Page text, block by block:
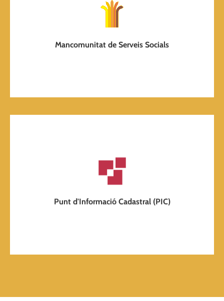
Mancomunitat de Serveis Socials
Punt d'Informació Cadastral (PIC)
La Vall de Gallinera és punt d'informació cadastral.